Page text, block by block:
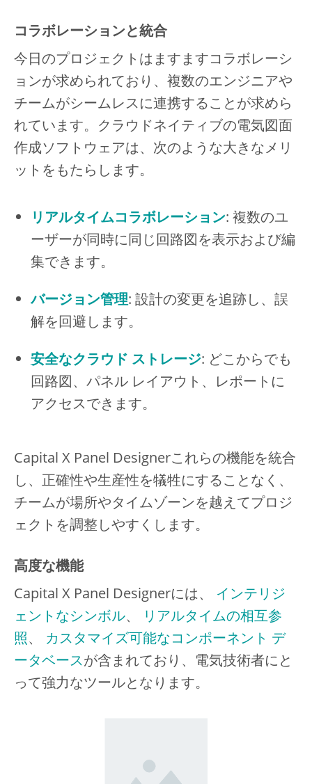
コラボレーションと統合
今日のプロジェクトはますますコラボレーシ
ョンが求められており、複数のエンジニアや
チームがシームレスに連携することが求めら
れています。クラウドネイティブの電気図面
作成ソフトウェアは、次のような大きなメリ
ットをもたらします。
リアルタイムコラボレーション: 複数のユ
ーザーが同時に同じ回路図を表示および編
集できます。
バージョン管理: 設計の変更を追跡し、誤
解を回避します。
安全なクラウド ストレージ: どこからでも
回路図、パネル レイアウト、レポートに
アクセスできます。
Capital X Panel Designerこれらの機能を統合
し、正確性や生産性を犠牲にすることなく、
チームが場所やタイムゾーンを越えてプロジ
ェクトを調整しやすくします。
高度な機能
Capital X Panel Designerには、 インテリジ
ェントなシンボル、
リアルタイムの相互参
照、 カスタマイズ可能なコンポーネント デ
ータベースが含まれており、電気技術者にと
って強力なツールとなります。